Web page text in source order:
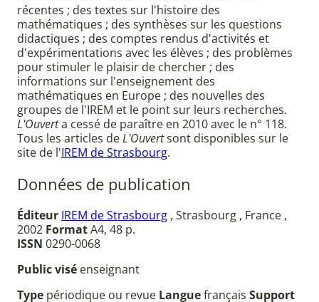
récentes ; des textes sur l'histoire des
mathématiques ; des synthèses sur les questions
didactiques ; des comptes rendus d'activités et
d'expérimentations avec les élèves ; des problèmes
pour stimuler le plaisir de chercher ; des
informations sur l'enseignement des
mathématiques en Europe ; des nouvelles des
groupes de l'IREM et le point sur leurs recherches.
L'Ouverta cessé de paraître en 2010 avec le n° 118.
Tous les articles deL'Ouvertsont disponibles sur le
site de l'IREM de Strasbourg.
Données de publication
Éditeur IREM de Strasbourg , Strasbourg , France ,
2002 FormatA4, 48 p.
ISSN 0290-0068
Public visé enseignant
Type périodique ou revue Languefrançais Support